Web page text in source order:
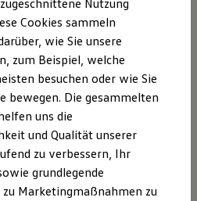
Garantien
für Nutzfahrzeuge
& Inspektion
anfragen
bei Volkswagen Nutzfahrzeuge
hamburg.de
Nutzung
Cookies sammeln
wie Sie unsere
zum Beispiel, welche
besuchen oder wie Sie
bewegen. Die gesammelten
uns die
und Qualität unserer
zu verbessern, Ihr
grundlegende
zu Marketingmaßnahmen zu